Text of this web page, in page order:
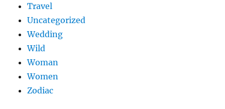
Travel
Uncategorized
Wedding
Wild
Woman
Women
Zodiac